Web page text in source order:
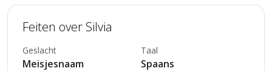
Feiten over Silvia
Geslacht
Meisjesnaam
Taal
Spaans